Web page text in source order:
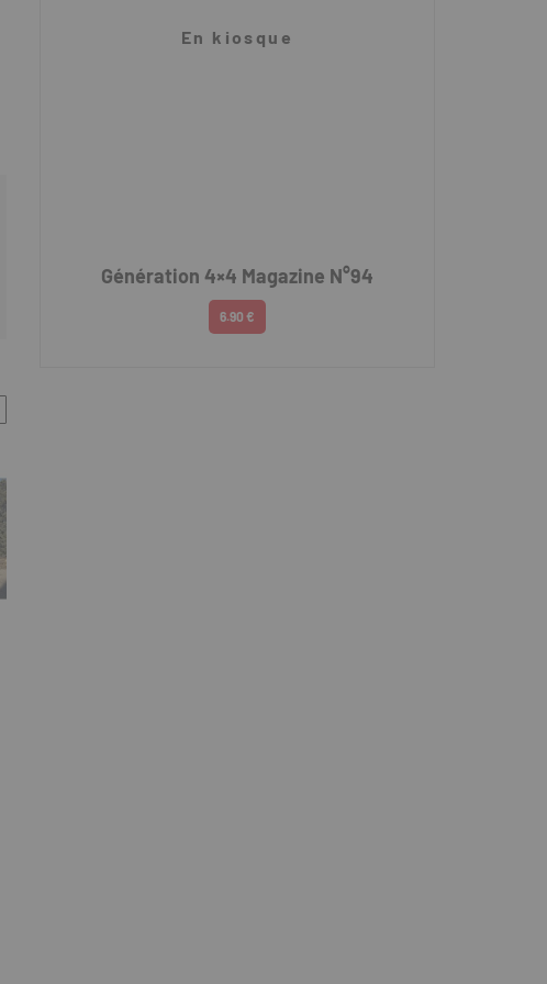
En kiosque
Génération 4×4 Magazine N°94
6.90 €